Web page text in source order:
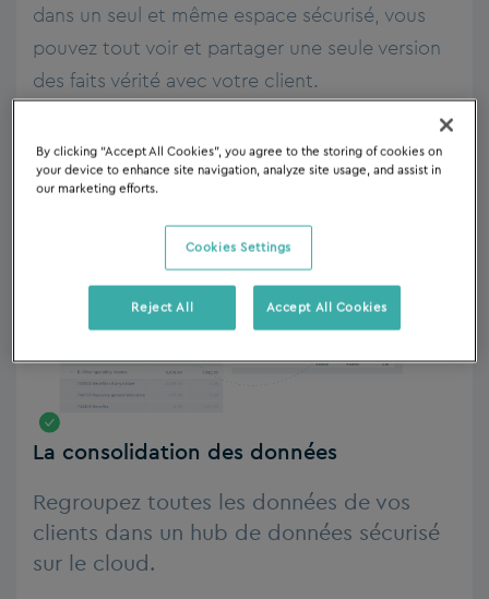
dans un seul et même espace sécurisé, vous
pouvez tout voir et partager une seule version
des faits vérité avec votre client.
La consolidation des données
Regroupez toutes les données de vos
clients dans un hub de données sécurisé
sur le cloud.
By clicking “Accept All Cookies”, you agree to the storing of cookies on
your device to enhance site navigation, analyze site usage, and assist in
our marketing efforts.
Cookies Settings
Reject All Accept All Cookies